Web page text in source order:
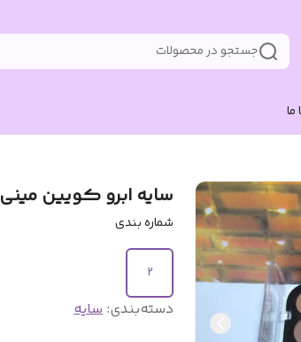
جستجو در محصولات
ما
سایه ابرو کویین مینی
شماره بندی
۲
دسته‌بندی:سایه